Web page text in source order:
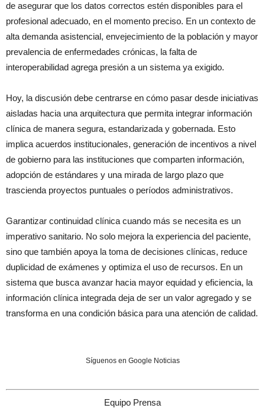
de asegurar que los datos correctos estén disponibles para el
profesional adecuado, en el momento preciso. En un contexto de
alta demanda asistencial, envejecimiento de la población y mayor
prevalencia de enfermedades crónicas, la falta de
interoperabilidad agrega presión a un sistema ya exigido.
Hoy, la discusión debe centrarse en cómo pasar desde iniciativas
aisladas hacia una arquitectura que permita integrar información
clínica de manera segura, estandarizada y gobernada. Esto
implica acuerdos institucionales, generación de incentivos a nivel
de gobierno para las instituciones que comparten información,
adopción de estándares y una mirada de largo plazo que
trascienda proyectos puntuales o períodos administrativos.
Garantizar continuidad clínica cuando más se necesita es un
imperativo sanitario. No solo mejora la experiencia del paciente,
sino que también apoya la toma de decisiones clínicas, reduce
duplicidad de exámenes y optimiza el uso de recursos. En un
sistema que busca avanzar hacia mayor equidad y eficiencia, la
información clínica integrada deja de ser un valor agregado y se
transforma en una condición básica para una atención de calidad.
Síguenos en Google Noticias
Equipo Prensa